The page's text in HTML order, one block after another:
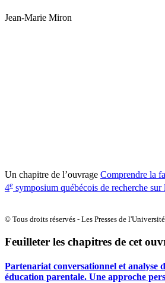
Jean-Marie Miron
Un chapitre de l’ouvrage Comprendre la
4e symposium québécois de recherche
© Tous droits réservés - Les Presses de
Feuilleter les chapitres de cet
Partenariat conversationnel et analyse
éducation parentale. Une approche